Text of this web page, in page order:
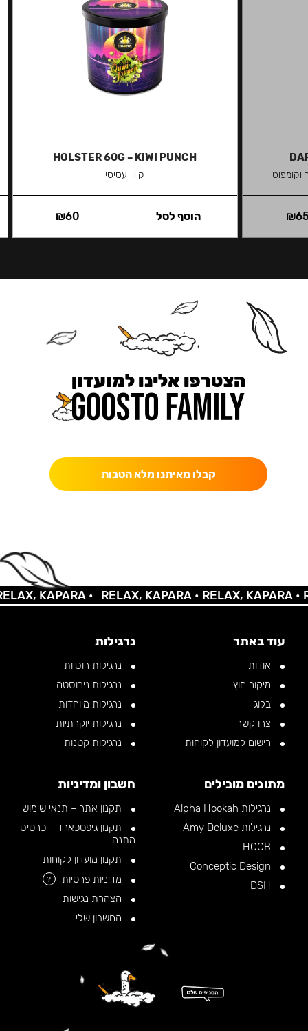
וקומפוט
₪
HOLSTER 60G – KIWI PUNCH
קיווי עסיסי
₪60 הוסף לסל
הצטרפו אלינו למועדון
קבלו מאיתנו מלא הטבות
KAPARA • RELAX, KAPARA •RELAX, KAPARA •
עוד באתר
אודות
מיקור חוץ
בלוג
צרו קשר
רישום למועדון לקוחות
נרגילות
נרגילות רוסיות
נרגילות נירוסטה
נרגילות מיוחדות
נרגילות יוקרתיות
נרגילות קטנות
מתוגים מובילים
נרגילות Alpha Hookah
נרגילות Amy Deluxe
חשבון ומדיניות
תקנון אתר – תנאי שימוש
תקנון גיפטכארד – כרטיס
מתנה
תקנון מועדון לקוחות
מדיניות פרטיות
?
הצהרת נגישות
החשבון שלי